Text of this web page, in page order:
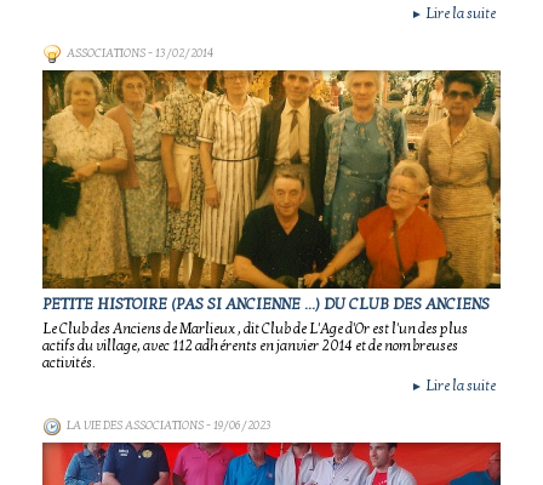
► Lire la suite
ASSOCIATIONS- 13/02/2014
PETITE HISTOIRE (PAS SI ANCIENNE ...) DU CLUB DES ANCIENS
Le Club des Anciens de Marlieux , dit Club de L'Age d'Or est l'un des plus
actifs du village, avec 112 adhérents en janvier 2014 et de nombreuses
activités.
► Lire la suite
LA VIE DES ASSOCIATIONS- 19/06/2023